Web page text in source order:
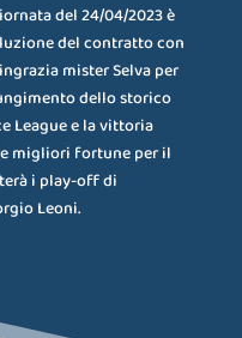
del 24/04/2023 è
del contratto con
mister Selva per
dello storico
League e la vittoria
migliori fortune per il
i play-off di
Leoni.